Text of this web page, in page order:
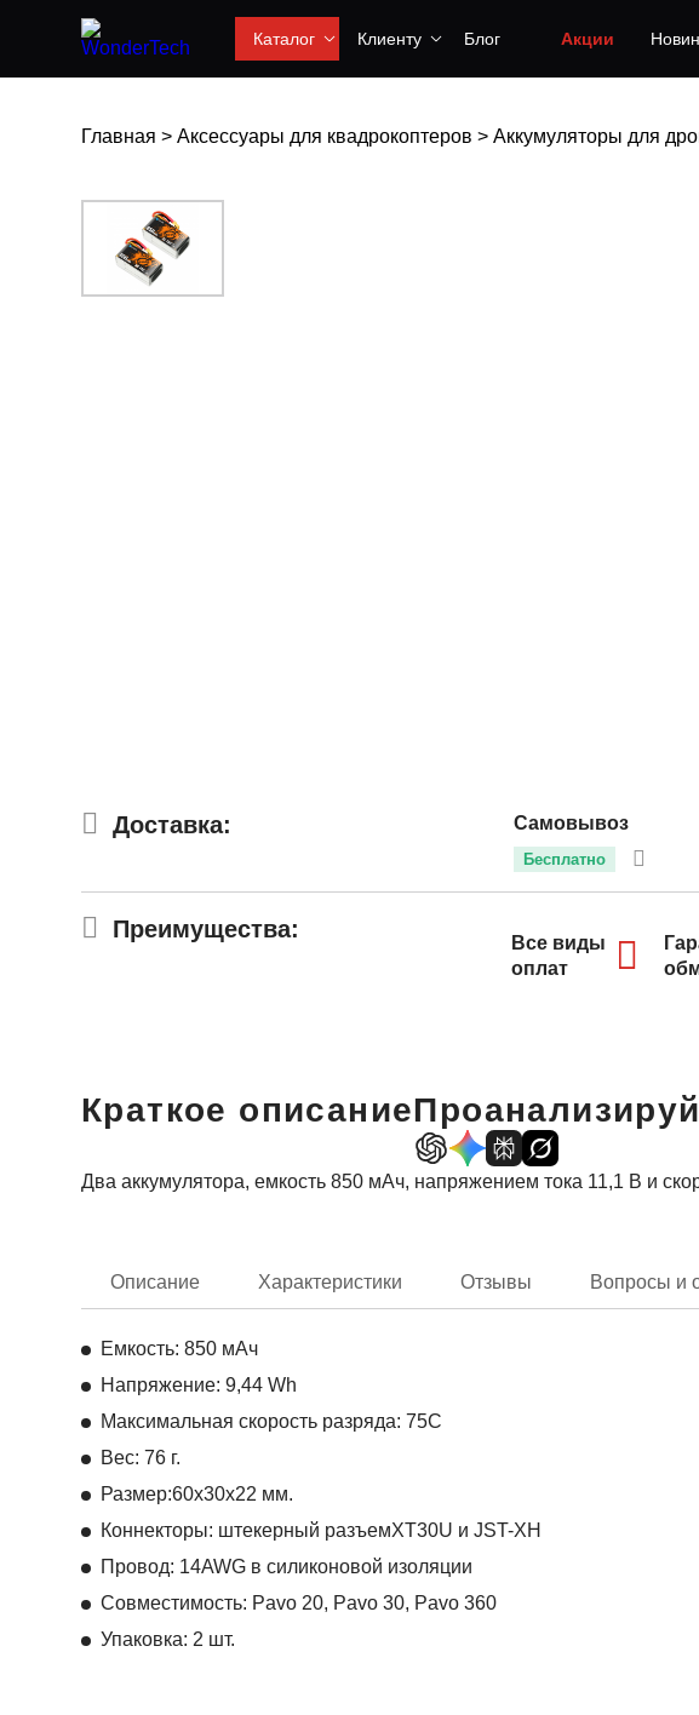
Каталог Клиенту Блог Акции
Главная > Аксессуары для квадрокоптеров > Аккумуляторы для
Доставка: Самовывоз
Бесплатно
Преимущества:
Все виды
оплат
Краткое описание
Два аккумулятора, емкость 850 мАч, напряжением тока 11,1 В и
Описание Характеристики Отзывы Вопросы и
Емкость: 850 мАч
Напряжение: 9,44 Wh
Максимальная скорость разряда: 75C
Вес: 76 г.
Размер:60х30х22 мм.
Коннекторы: штекерный разъемXT30U и JST-XH
Провод: 14AWG в силиконовой изоляции
Совместимость: Pavo 20, Pavo 30, Pavo 360
Упаковка: 2 шт.